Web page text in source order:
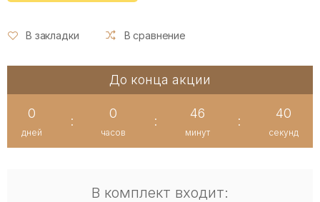
В закладки В сравнение
До конца акции
0
дней
:
0
часов
:
46
минут
:
39
секунд
В комплект входит: